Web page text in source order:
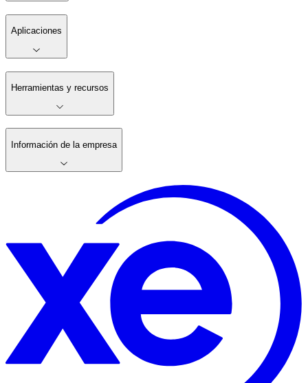
Aplicaciones
Herramientas y recursos
Información de la empresa